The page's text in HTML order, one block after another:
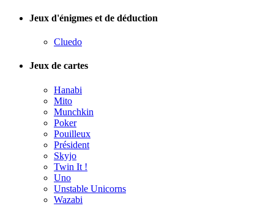
Jeux d'énigmes et de déduction
Cluedo
Jeux de cartes
Hanabi
Mito
Munchkin
Poker
Pouilleux
Président
Skyjo
Twin It !
Uno
Unstable Unicorns
Wazabi